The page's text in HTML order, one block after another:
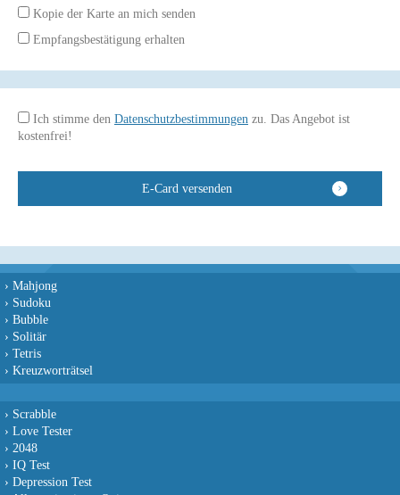
Kopie der Karte an mich senden
Empfangsbestätigung erhalten
Ich stimme den Datenschutzbestimmungen zu. Das Angebot ist
kostenfrei!
› Mahjong
› Sudoku
› Bubble
› Solitär
› Tetris
› Kreuzworträtsel
› Scrabble
› Love Tester
› 2048
› IQ Test
› Depression Test